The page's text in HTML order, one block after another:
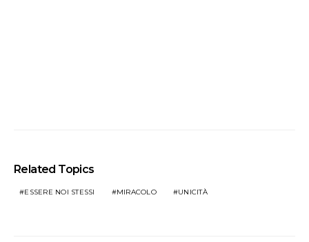
Related Topics
ESSERE NOI STESSI MIRACOLO UNICITÀ